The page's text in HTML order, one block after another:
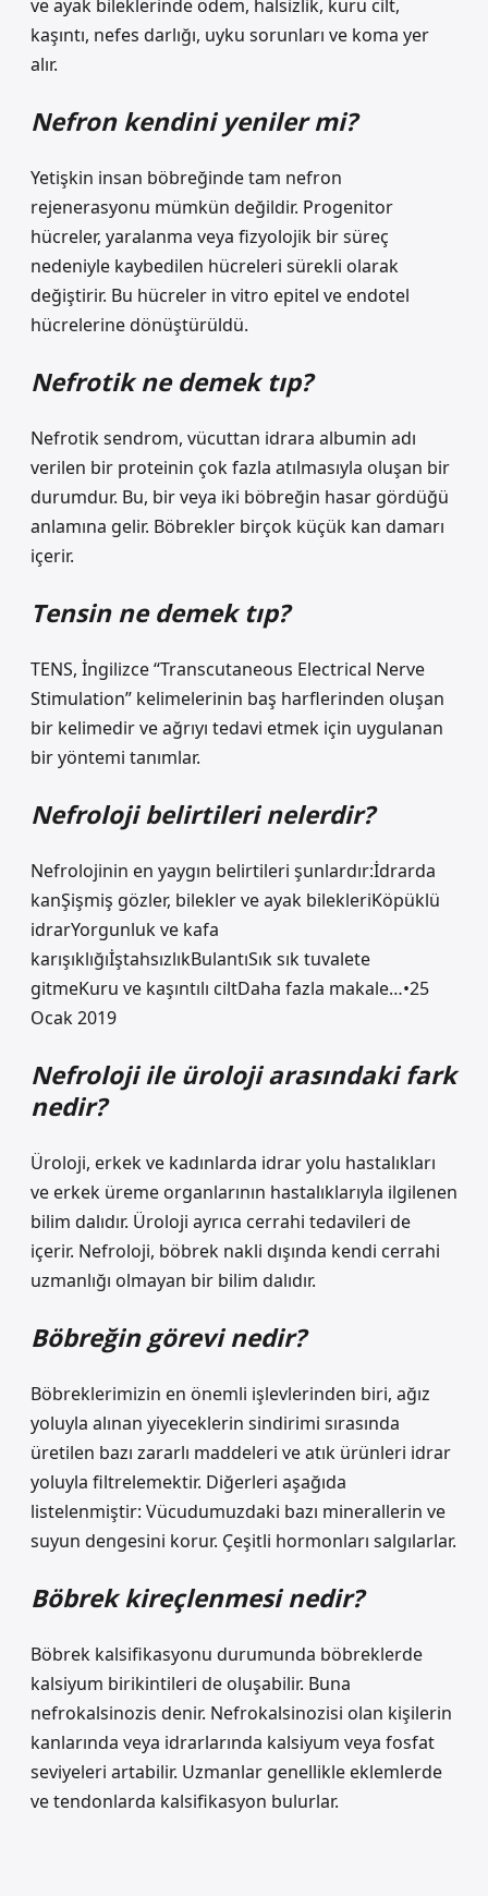
ve ayak bileklerinde ödem, halsizlik, kuru cilt,
kaşıntı, nefes darlığı, uyku sorunları ve koma yer
alır.
Nefron kendini yeniler mi?
Yetişkin insan böbreğinde tam nefron
rejenerasyonu mümkün değildir. Progenitor
hücreler, yaralanma veya fizyolojik bir süreç
nedeniyle kaybedilen hücreleri sürekli olarak
değiştirir. Bu hücreler in vitro epitel ve endotel
hücrelerine dönüştürüldü.
Nefrotik ne demek tıp?
Nefrotik sendrom, vücuttan idrara albumin adı
verilen bir proteinin çok fazla atılmasıyla oluşan bir
durumdur. Bu, bir veya iki böbreğin hasar gördüğü
anlamına gelir. Böbrekler birçok küçük kan damarı
içerir.
Tensin ne demek tıp?
TENS, İngilizce “Transcutaneous Electrical Nerve
Stimulation” kelimelerinin baş harflerinden oluşan
bir kelimedir ve ağrıyı tedavi etmek için uygulanan
bir yöntemi tanımlar.
Nefroloji belirtileri nelerdir?
Nefrolojinin en yaygın belirtileri şunlardır:İdrarda
kanŞişmiş gözler, bilekler ve ayak bilekleriKöpüklü
idrarYorgunluk ve kafa
karışıklığıİştahsızlıkBulantıSık sık tuvalete
gitmeKuru ve kaşıntılı ciltDaha fazla makale…•25
Ocak 2019
Nefroloji ile üroloji arasındaki fark
nedir?
Üroloji, erkek ve kadınlarda idrar yolu hastalıkları
ve erkek üreme organlarının hastalıklarıyla ilgilenen
bilim dalıdır. Üroloji ayrıca cerrahi tedavileri de
içerir. Nefroloji, böbrek nakli dışında kendi cerrahi
uzmanlığı olmayan bir bilim dalıdır.
Böbreğin görevi nedir?
Böbreklerimizin en önemli işlevlerinden biri, ağız
yoluyla alınan yiyeceklerin sindirimi sırasında
üretilen bazı zararlı maddeleri ve atık ürünleri idrar
yoluyla filtrelemektir. Diğerleri aşağıda
listelenmiştir: Vücudumuzdaki bazı minerallerin ve
suyun dengesini korur. Çeşitli hormonları salgılarlar.
Böbrek kireçlenmesi nedir?
Böbrek kalsifikasyonu durumunda böbreklerde
kalsiyum birikintileri de oluşabilir. Buna
nefrokalsinozis denir. Nefrokalsinozisi olan kişilerin
kanlarında veya idrarlarında kalsiyum veya fosfat
seviyeleri artabilir. Uzmanlar genellikle eklemlerde
ve tendonlarda kalsifikasyon bulurlar.